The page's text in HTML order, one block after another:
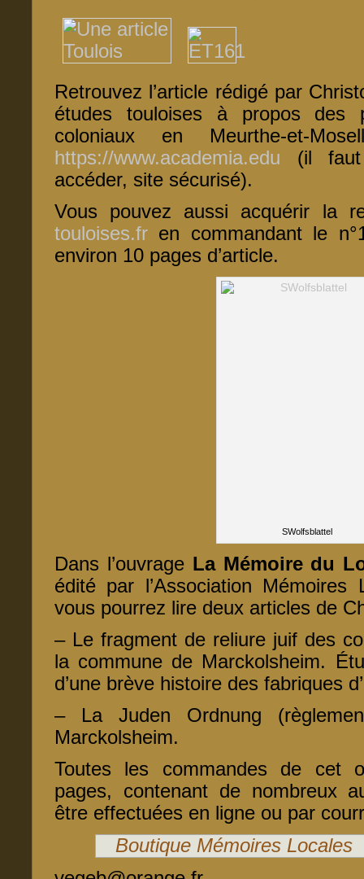
Retrouvez l’article rédigé par
études touloises à propos des
coloniaux en Meurthe-et-
https://www.academia.edu (il
accéder, site sécurisé).
Vous pouvez aussi acquérir la
touloises.fr en commandant le
environ 10 pages d’article.
SWolfsblattel
Dans l’ouvrage La Mémoire du
édité par l’Association Mémoires
vous pourrez lire deux articles de
– Le fragment de reliure juif des
la commune de Marckolsheim.
d’une brève histoire des fabriques
– La Juden Ordnung
Marckolsheim.
Toutes les commandes de cet
pages, contenant de nombreux
être effectuées en ligne ou par
Boutique Mémoires Locales